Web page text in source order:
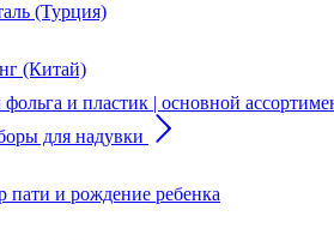
(Турция)
(Китай)
и пластик | основной
для надувки
пати и рождение ребенка